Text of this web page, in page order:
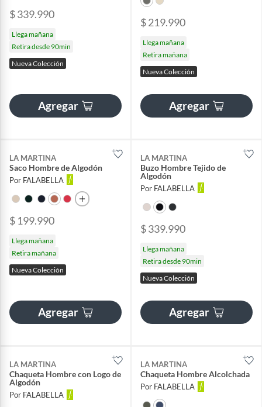
$ 339.990
Llega mañana
Retira desde 90min
Nueva Colección
Agregar
$ 219.990
Llega mañana
Retira mañana
Nueva Colección
Agregar
LA MARTINA
Saco Hombre de Algodón
Por FALABELLA
$ 199.990
Llega mañana
Retira mañana
Nueva Colección
Agregar
LA MARTINA
Buzo Hombre Tejido de
Algodón
Por FALABELLA
$ 339.990
Llega mañana
Retira desde 90min
Nueva Colección
Agregar
LA MARTINA
Chaqueta Hombre con Logo de
Algodón
Por FALABELLA
LA MARTINA
Chaqueta Hombre Alcolchada
Por FALABELLA